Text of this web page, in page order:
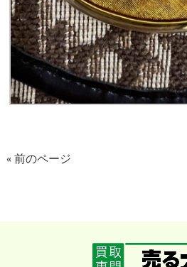
« 前のページ